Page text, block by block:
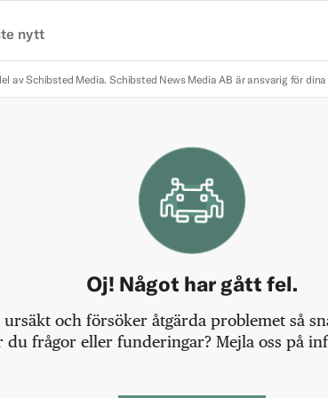
nytt
av Schibsted Media. Schibsted News Media AB är ansvarig för
Oj! Något har gått fel.
och försöker åtgärda problemet så
du frågor eller funderingar? Mejla oss på